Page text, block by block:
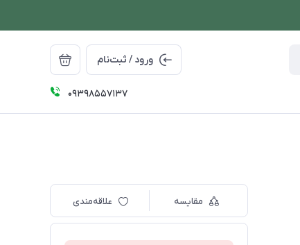
ورود / ثبت‌نام
09398557137
مقایسه علاقه‌مندی